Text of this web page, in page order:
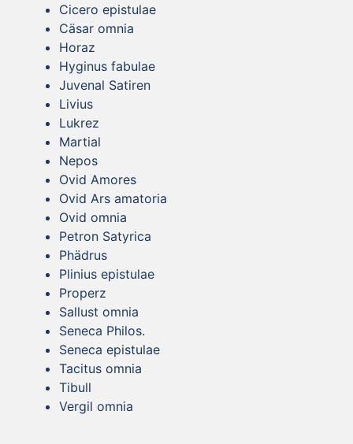
Cicero epistulae
Cäsar omnia
Horaz
Hyginus fabulae
Juvenal Satiren
Livius
Lukrez
Martial
Nepos
Ovid Amores
Ovid Ars amatoria
Ovid omnia
Petron Satyrica
Phädrus
Plinius epistulae
Properz
Sallust omnia
Seneca Philos.
Seneca epistulae
Tacitus omnia
Tibull
Vergil omnia